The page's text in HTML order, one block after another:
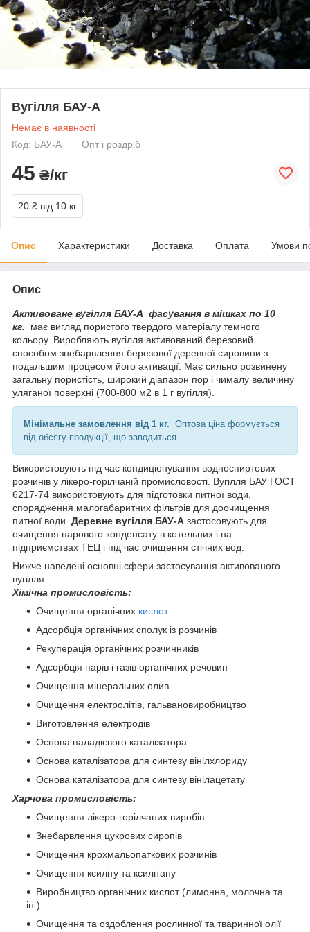
Вугілля БАУ-А
Немає в наявності
Код: БАУ-А
Опт і роздріб
45 ₴/кг
20 ₴ від 10 кг
Опис Характеристики Доставка Оплата Умови
Опис
Активоване вугілля БАУ-А фасування в мішках по 10
кг. має вигляд пористого твердого матеріалу темного
кольору. Виробляють вугілля активований березовий
способом знебарвлення березової деревної сировини з
подальшим процесом його активації. Має сильно розвинену
загальну пористість, широкий діапазон пор і чималу величину
уляганої поверхні (700-800 м2 в 1 г вугілля).
Мінімальне замовлення від 1 кг. Оптова ціна формується
від обсягу продукції, що заводиться.
Використовують під час кондиціонування водноспиртових
розчинів у лікеро-горілчаній промисловості. Вугілля БАУ ГОСТ
6217-74 використовують для підготовки питної води,
спорядження малогабаритних фільтрів для доочищення
питної води. Деревне вугілля БАУ-А застосовують для
очищення парового конденсату в котельних і на
підприємствах ТЕЦ і під час очищення стічних вод.
Нижче наведені основні сфери застосування активованого
вугілля
Хімічна промисловість:
Очищення органічних кислот
Адсорбція органічних сполук із розчинів
Рекуперація органічних розчинників
Адсорбція парів і газів органічних речовин
Очищення мінеральних олив
Очищення електролітів, гальвановиробництво
Виготовлення електродів
Основа паладієвого каталізатора
Основа каталізатора для синтезу вінілхлориду
Основа каталізатора для синтезу вінілацетату
Харчова промисловість:
Очищення лікеро-горілчаних виробів
Знебарвлення цукрових сиропів
Очищення крохмальопаткових розчинів
Очищення ксиліту та ксилітану
Виробництво органічних кислот (лимонна, молочна та
ін.)
Очищення та оздоблення рослинної та тваринної олії